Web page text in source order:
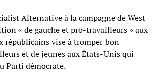
Alternative à la campagne de West
« de gauche et pro-travailleurs » aux
républicains vise à tromper bon
et de jeunes aux États-Unis qui
Parti démocrate.